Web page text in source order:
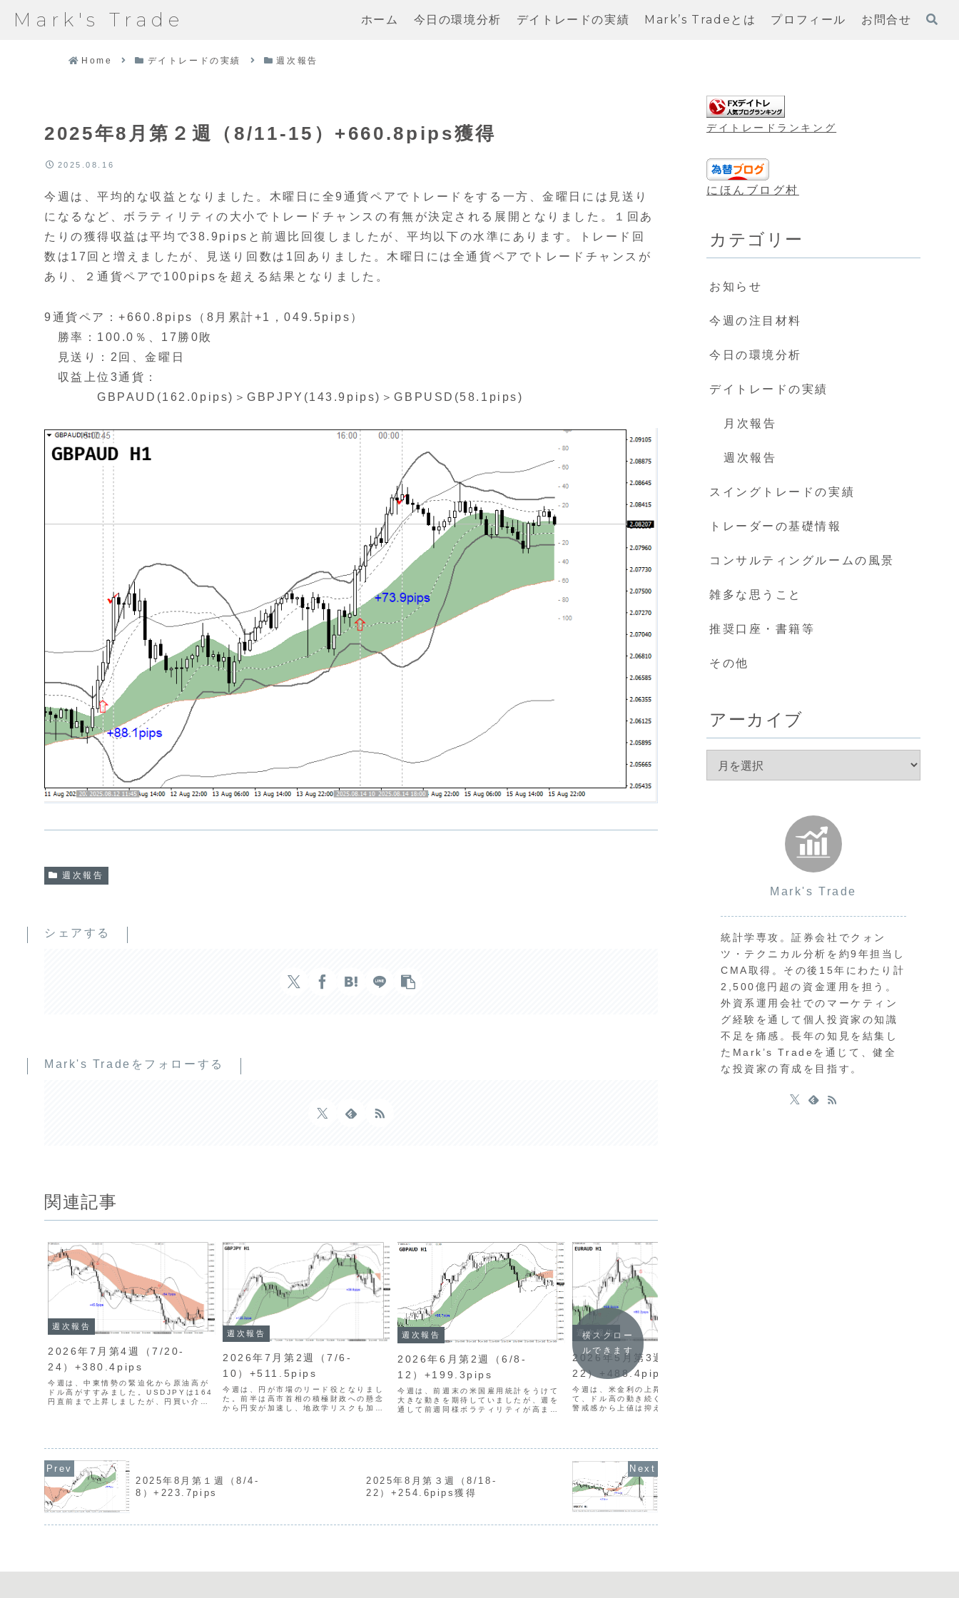
Mark's Trade ホーム 今日の環境分析 デイトレードの実績 Mark’s Tradeとは プロフィール お問合せ
Home デイトレードの実績 週次報告
2025年8月第２週（8/11-15）+660.8pips獲得
2025.08.16
今週は、平均的な収益となりました。木曜日に全9通貨ペアでトレードをする一方、金曜日には見送り
になるなど、ボラティリティの大小でトレードチャンスの有無が決定される展開となりました。１回あ
たりの獲得収益は平均で38.9pipsと前週比回復しましたが、平均以下の水準にあります。トレード回
数は17回と増えましたが、見送り回数は1回ありました。木曜日には全通貨ペアでトレードチャンスが
あり、２通貨ペアで100pipsを超える結果となりました。
9通貨ペア：+660.8pips（8月累計+1，049.5pips）
勝率：100.0％、17勝0敗
見送り：2回、金曜日
収益上位3通貨：
GBPAUD(162.0pips)＞GBPJPY(143.9pips)＞GBPUSD(58.1pips)
週次報告
シェアする
Mark's Tradeをフォローする
関連記事
週次報告
2026年7月第4週（7/20-
24）+380.4pips
今週は、中東情勢の緊迫化から原油高が
ドル高がすすみました。USDJPYは164
円直前まで上昇しましたが、円買い介入
週次報告
2026年7月第2週（7/6-
10）+511.5pips
今週は、円が市場のリード役となりまし
た。前半は高市首相の積極財政への懸念
から円安が加速し、地政学リスクも加わ
週次報告
2026年6月第2週（6/8-
12）+199.3pips
今週は、前週末の米国雇用統計をうけて
大きな動きを期待していましたが、週を
通して前週同様ボラティリティが高まり
週比-8回）となり、火...
週次報告
2026年5月第3週（5/18-
22）+488.4pips
今週は、米金利の上昇と中東情勢をうけ
て、ドル高の動き続くなかドル円は介入
警戒感から上値は抑えられなど、全般に
横スクロー
ルできます
2025年8月第１週（8/4-
8）+223.7pips
2025年8月第３週（8/18-
22）+254.6pips獲得
デイトレードランキング
にほんブログ村
カテゴリー
お知らせ
今週の注目材料
今日の環境分析
デイトレードの実績
月次報告
週次報告
スイングトレードの実績
トレーダーの基礎情報
コンサルティングルームの風景
雑多な思うこと
推奨口座・書籍等
その他
アーカイブ
Mark's Trade
統計学専攻。証券会社でクォン
ツ・テクニカル分析を約9年担当し
CMA取得。その後15年にわたり計
2,500億円超の資金運用を担う。
外資系運用会社でのマーケティン
グ経験を通して個人投資家の知識
不足を痛感。長年の知見を結集し
たMark’s Tradeを通じて、健全
な投資家の育成を目指す。